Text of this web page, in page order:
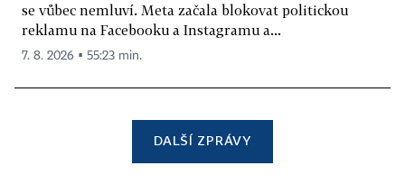
se vůbec nemluví. Meta začala blokovat politickou
reklamu na Facebooku a Instagramu a...
7. 8. 2026 ▪ 55:23 min.
DALŠÍ ZPRÁVY